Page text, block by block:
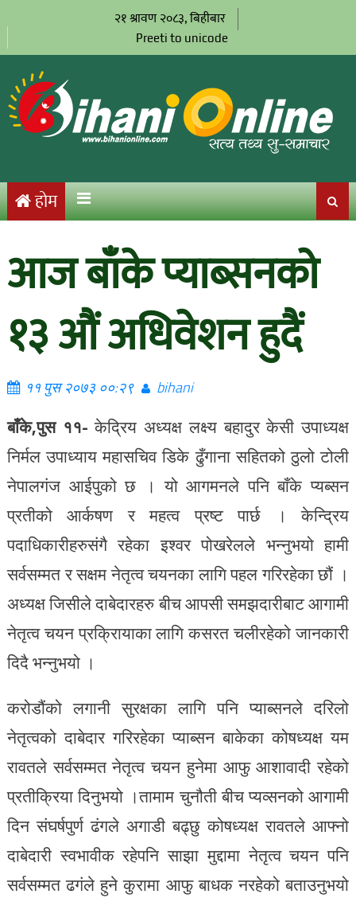
२१ श्रावण २०८३, बिहीबार
Preeti to unicode
होम
आज बाँके प्याब्सनको
१३ औं अधिवेशन हुदैं
११ पुस २०७३ ००:२९ bihani
बाँके,पुस ११-केद्रिय अध्यक्ष लक्ष्य बहादुर केसी उपाध्यक्ष
निर्मल उपाध्याय महासचिव डिके ढुँगाना सहितको ठुलो टोली
नेपालगंज आईपुको छ । यो आगमनले पनि बाँके प्यब्सन
प्रतीको आर्कषण र महत्व प्रष्ट पार्छ । केन्द्रिय
पदाधिकारीहरुसंगै रहेका इश्वर पोखरेलले भन्नुभयो हामी
सर्वसम्मत र सक्षम नेतृत्व चयनका लागि पहल गरिरहेका छौं ।
अध्यक्ष जिसीले दाबेदारहरु बीच आपसी समझदारीबाट आगामी
नेतृत्व चयन प्रक्रिायाका लागि कसरत चलीरहेको जानकारी
दिदै भन्नुभयो ।
करोडौंको लगानी सुरक्षका लागि पनि प्याब्सनले दरिलो
नेतृत्वको दाबेदार गरिरहेका प्याब्सन बाकेका कोषध्यक्ष यम
रावतले सर्वसम्मत नेतृत्व चयन हुनेमा आफु आशावादी रहेको
प्रतीक्रिया दिनुभयो ।तामाम चुनौती बीच प्यव्सनको आगामी
दिन संघर्षपुर्ण ढंगले अगाडी बढ्छु कोषध्यक्ष रावतले आफ्नो
दाबेदारी स्वभावीक रहेपनि साझा मुद्दामा नेतृत्व चयन पनि
सर्वसम्मत ढगंले हुने कुरामा आफु बाधक नरहेको बताउनुभयो